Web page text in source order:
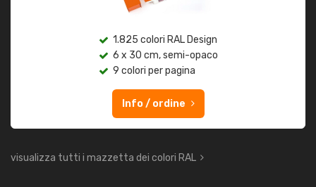
1.825 colori RAL Design
6 x 30 cm, semi-opaco
9 colori per pagina
Info / ordine
visualizza tutti i mazzetta dei colori RAL